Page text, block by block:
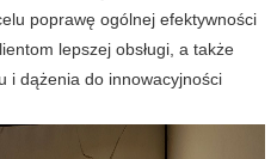
poprawę ogólnej efektywności
lepszej obsługi, a także
i dążenia do innowacyjności